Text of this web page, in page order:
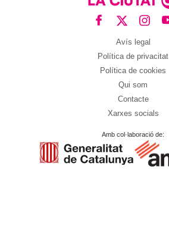
Avís legal
Política de privacitat
Política de cookies
Qui som
Contacte
Xarxes socials
Amb col·laboració de: